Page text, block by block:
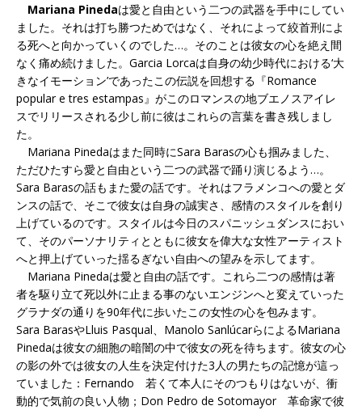
Mariana Pinedaは愛と自由という二つの武器を手中にしてい
ました。それは打ち勝つためではなく、それによって絞首刑によ
る死へと向かっていくのでした…。そのことは彼女の心を絶え間
なく痛め続けました。Garcia Lorcaは自身の幼少時代における‘大
きなイモーション’であったこの伝説を回想する『Romance
popular e tres estampas』がこのロマンスの地ブエノスアイレ
スでリリースされる少し前に彼はこれらの言葉を書き残しまし
た。
Mariana Pinedaはまた同時にSara Barasの心も掴みました、
ただひたすら愛と自由という二つの武器で踊り演じるよう…。
Sara Barasの話もまた愛の話です。それはフラメンコへの愛とダ
ンスの話で、そこで彼女は自身の誠実さ、感情のスタイルを創り
上げているのです。スタイルは今日のスパニッシュダンスにおい
て、そのパーソナリティとともに彼女を偉大な女性アーティスト
へと押上げていった揺るぎない自由への望みを示してます。
Mariana Pinedaは愛と自由の話です。これら二つの感情は著
者を駆り立て死以外に止まる事のないエンジンへと変えていった
グラナダの通りを90年代に歩いたこの女性の心を包みます。
Sara BarasやLluis Pasqual、Manolo SanlúcarらによるMariana
Pinedaは彼女の細胞の暗闇の中で彼女の死を待ちます。彼女の心
の影の外では彼女の人生を決定付けた3人の男たちの記憶が這っ
ていました：Fernando 若くて本人にそのつもりはないが、衝
動的で気前の良い人物；Don Pedro de Sotomayor 革命家で彼